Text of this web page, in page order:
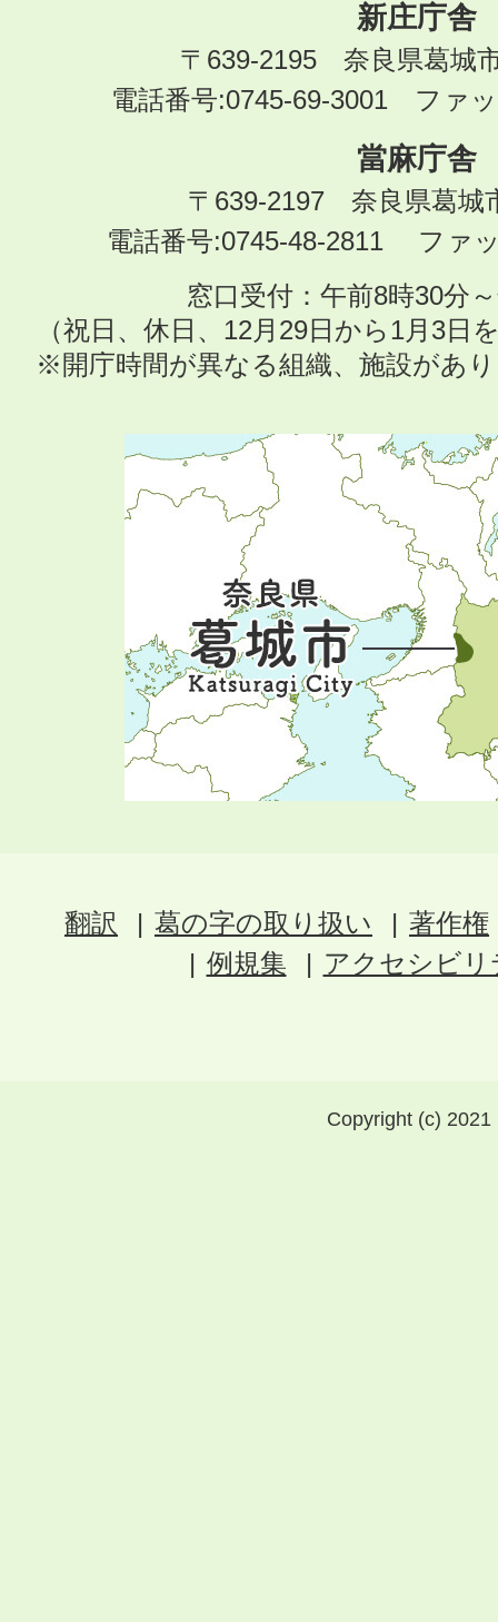
新庄庁舎
〒639-2195 奈良県葛城
電話番号:0745-69-3001 ファ
當麻庁舎
〒639-2197 奈良県葛城
電話番号:0745-48-2811 ファ
窓口受付：午前8時30分
（祝日、休日、12月29日から1月3日
※開庁時間が異なる組織、施設があ
翻訳 葛の字の取り扱い
著作権
例規集
アクセシビ
Copyright (c)